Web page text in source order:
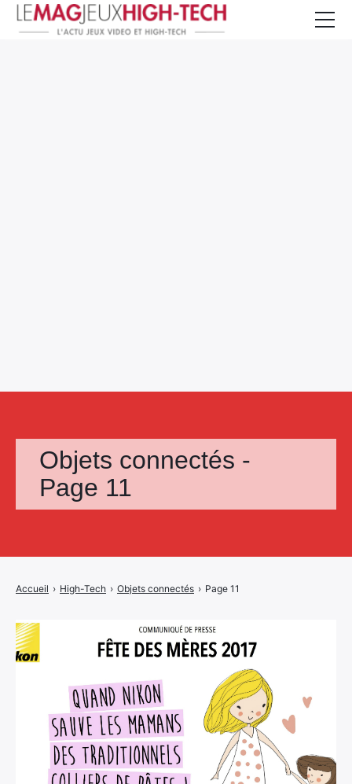
Objets connectés -
Page 11
Accueil › High-Tech › Objets connectés › Page 11